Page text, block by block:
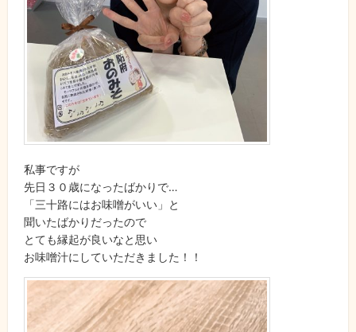
私事ですが
先日３０歳になったばかりで…
「三十路にはお味噌がいい」と
聞いたばかりだったので
とても縁起が良いなと思い
お味噌汁にしていただきました！！